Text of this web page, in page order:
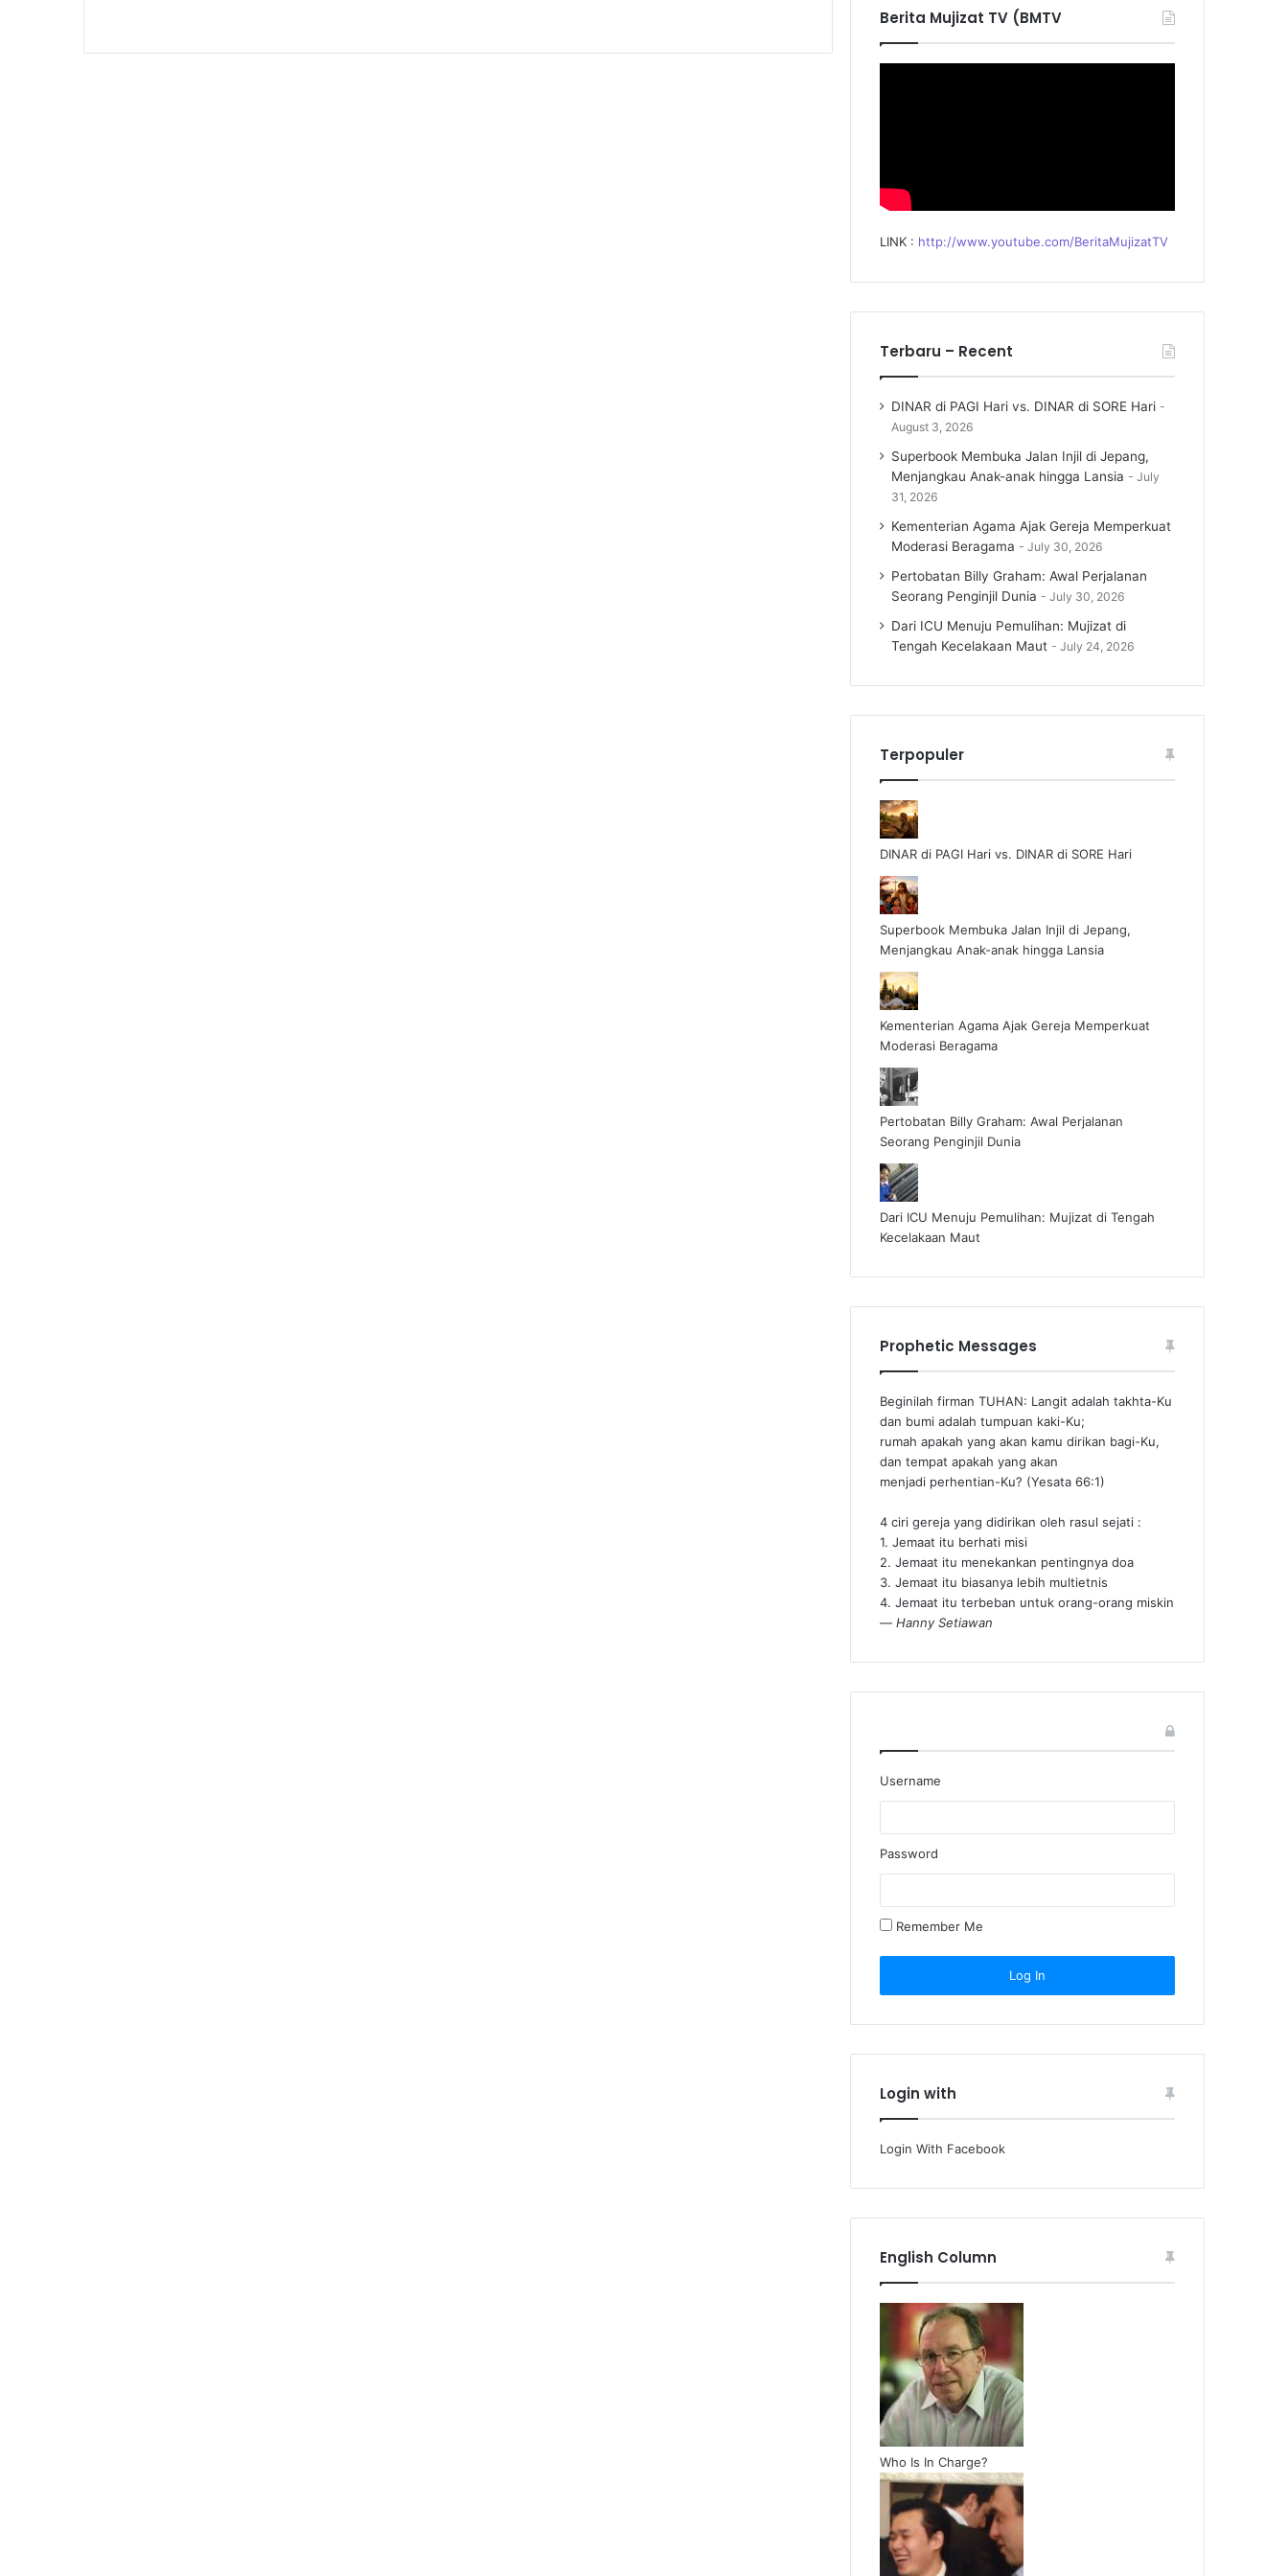
Berita Mujizat TV (BMTV
LINK : http://www.youtube.com/BeritaMujizatTV
Terbaru – Recent
DINAR di PAGI Hari vs. DINAR di SORE Hari
August 3, 2026
Superbook Membuka Jalan Injil di Jepang,
Menjangkau Anak-anak hingga Lansia
July
31, 2026
Kementerian Agama Ajak Gereja Memperkuat
Moderasi Beragama
July 30, 2026
Pertobatan Billy Graham: Awal Perjalanan
Seorang Penginjil Dunia
July 30, 2026
Dari ICU Menuju Pemulihan: Mujizat di
Tengah Kecelakaan Maut
July 24, 2026
Terpopuler
DINAR di PAGI Hari vs. DINAR di SORE Hari
Superbook Membuka Jalan Injil di Jepang,
Menjangkau Anak-anak hingga Lansia
Kementerian Agama Ajak Gereja Memperkuat
Moderasi Beragama
Pertobatan Billy Graham: Awal Perjalanan
Seorang Penginjil Dunia
Dari ICU Menuju Pemulihan: Mujizat di Tengah
Kecelakaan Maut
Prophetic Messages
Beginilah firman TUHAN: Langit adalah takhta-Ku
dan bumi adalah tumpuan kaki-Ku;
rumah apakah yang akan kamu dirikan bagi-Ku,
dan tempat apakah yang akan
menjadi perhentian-Ku? (Yesata 66:1) ‪
4 ciri gereja yang didirikan oleh rasul sejati :
1. Jemaat itu berhati misi
2. Jemaat itu menekankan pentingnya doa
3. Jemaat itu biasanya lebih multietnis
4. Jemaat itu terbeban untuk orang-orang miskin
—Hanny Setiawan
Username
Password
Remember Me
Login with
Login With Facebook
English Column
Who Is In Charge?